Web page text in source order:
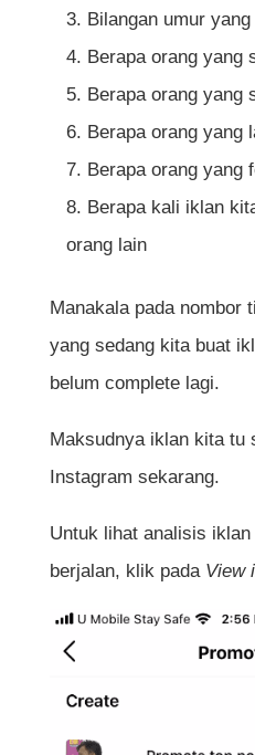
Bilangan umur
Berapa orang yang
Berapa orang yang
Berapa orang yang
Berapa orang yang
Berapa kali iklan
orang lain
Manakala pada nombor
yang sedang kita buat
belum complete lagi.
Maksudnya iklan kita tu
Instagram sekarang.
Untuk lihat analisis
berjalan, klik padaView